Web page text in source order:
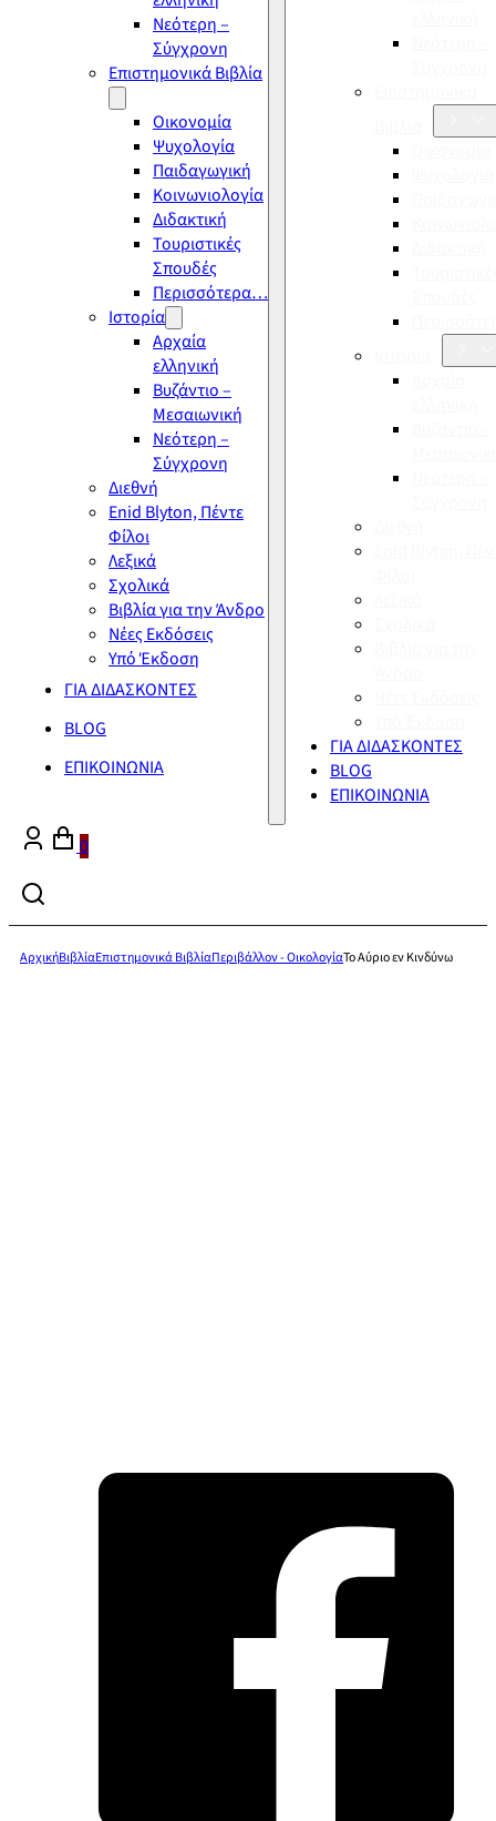
Νεότερη –
Σύγχρονη
Επιστημονικά Βιβλία
Οικονομία
Ψυχολογία
Παιδαγωγική
Κοινωνιολογία
Διδακτική
Τουριστικές
Σπουδές
Περισσότερα…
Ιστορία
Αρχαία
ελληνική
Βυζάντιο –
Μεσαιωνική
Νεότερη –
Σύγχρονη
Διεθνή
Enid Blyton, Πέντε
Φίλοι
Λεξικά
Σχολικά
Βιβλία για την Άνδρο
Νέες Εκδόσεις
Υπό Έκδοση
ΓΙΑ ΔΙΔΑΣΚΟΝΤΕΣ
BLOG
ΕΠΙΚΟΙΝΩΝΙΑ
ΓΙΑ ΔΙΔΑΣΚΟΝΤΕΣ
BLOG
ΕΠΙΚΟΙΝΩΝΙΑ
0
ΑρχικήΒιβλίαΕπιστημονικά ΒιβλίαΠεριβάλλον - ΟικολογίαΤο Αύριο εν Κινδύνω